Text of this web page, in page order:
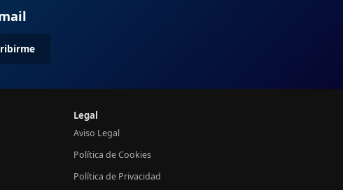
Legal
Aviso Legal
Política de Cookies
Política de Privacidad